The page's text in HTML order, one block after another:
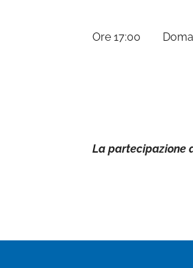
Ore 17:00
La partecipazione